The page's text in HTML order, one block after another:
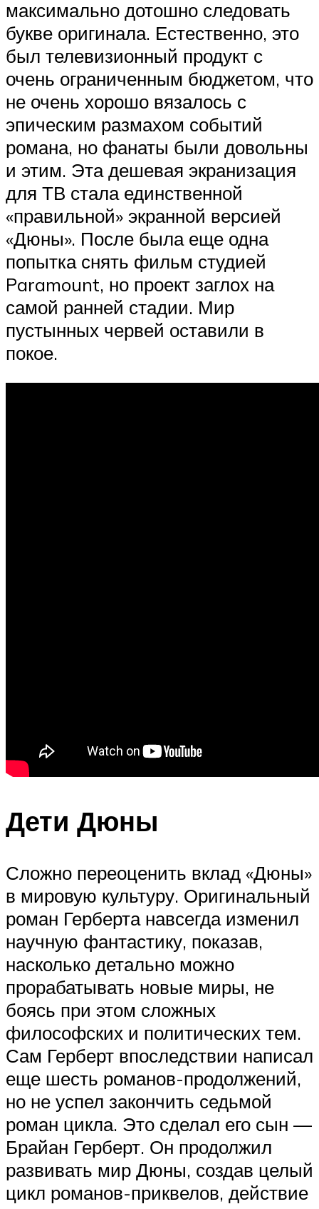
максимально дотошно следовать
букве оригинала. Естественно, это
был телевизионный продукт с
очень ограниченным бюджетом, что
не очень хорошо вязалось с
эпическим размахом событий
романа, но фанаты были довольны
и этим. Эта дешевая экранизация
для ТВ стала единственной
«правильной» экранной версией
«Дюны». После была еще одна
попытка снять фильм студией
Paramount, но проект заглох на
самой ранней стадии. Мир
пустынных червей оставили в
покое.
Дети Дюны
Сложно переоценить вклад «Дюны»
в мировую культуру. Оригинальный
роман Герберта навсегда изменил
научную фантастику, показав,
насколько детально можно
прорабатывать новые миры, не
боясь при этом сложных
философских и политических тем.
Сам Герберт впоследствии написал
еще шесть романов-продолжений,
но не успел закончить седьмой
роман цикла. Это сделал его сын —
Брайан Герберт. Он продолжил
развивать мир Дюны, создав целый
цикл романов-приквелов, действие